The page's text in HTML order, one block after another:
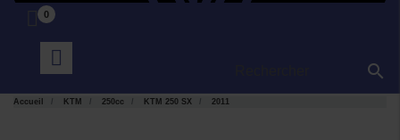
0

Accueil KTM 250cc KTM 250 SX 2011